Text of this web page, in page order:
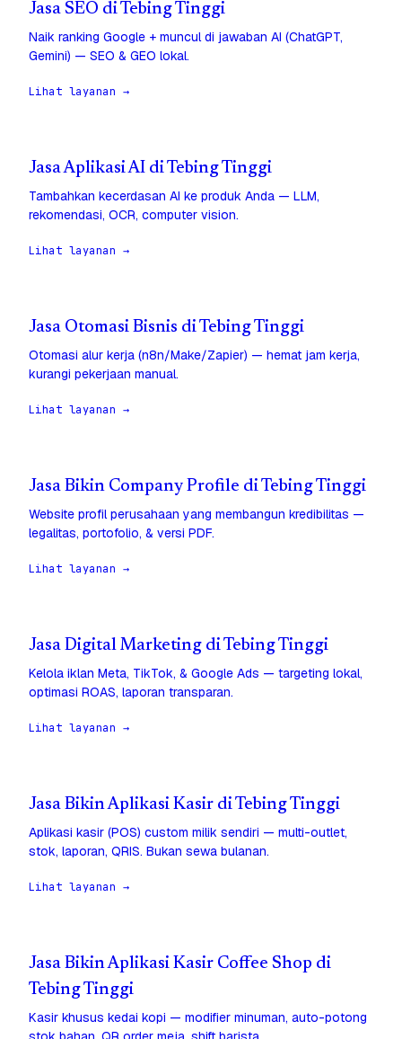
Jasa SEO di Tebing Tinggi
Naik ranking Google + muncul di jawaban AI (ChatGPT,
Gemini) — SEO & GEO lokal.
Lihat layanan →
Jasa Aplikasi AI di Tebing Tinggi
Tambahkan kecerdasan AI ke produk Anda — LLM,
rekomendasi, OCR, computer vision.
Lihat layanan →
Jasa Otomasi Bisnis di Tebing Tinggi
Otomasi alur kerja (n8n/Make/Zapier) — hemat jam kerja,
kurangi pekerjaan manual.
Lihat layanan →
Jasa Bikin Company Profile di Tebing Tinggi
Website profil perusahaan yang membangun kredibilitas —
legalitas, portofolio, & versi PDF.
Lihat layanan →
Jasa Digital Marketing di Tebing Tinggi
Kelola iklan Meta, TikTok, & Google Ads — targeting lokal,
optimasi ROAS, laporan transparan.
Lihat layanan →
Jasa Bikin Aplikasi Kasir di Tebing Tinggi
Aplikasi kasir (POS) custom milik sendiri — multi-outlet,
stok, laporan, QRIS. Bukan sewa bulanan.
Lihat layanan →
Jasa Bikin Aplikasi Kasir Coffee Shop di
Tebing Tinggi
Kasir khusus kedai kopi — modifier minuman, auto-potong